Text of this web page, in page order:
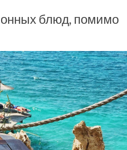
блюд, помимо